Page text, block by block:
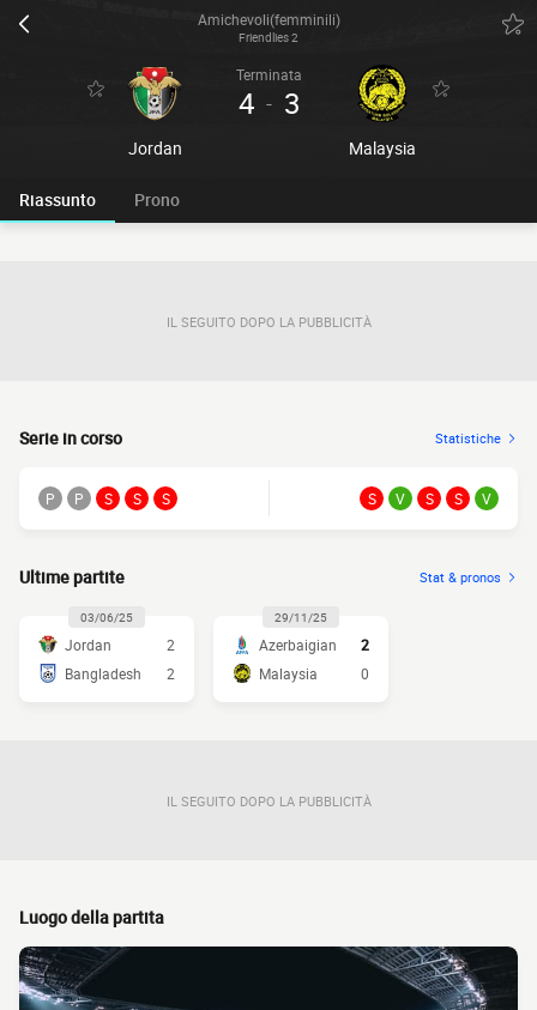
Amichevoli(femminili)
Friendlies 2
Jordan
Terminata
4 - 3
Malaysia
Riassunto Prono
IL SEGUITO DOPO LA PUBBLICITÀ
Serie in corso Statistiche
P P S S S S V S S V
Ultime partite Stat & pronos
03/06/25
Jordan
2
Bangladesh
2
29/11/25
Azerbaigian
2
Malaysia
0
IL SEGUITO DOPO LA PUBBLICITÀ
Luogo della partita